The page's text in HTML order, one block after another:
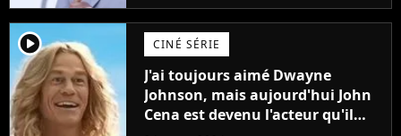
player2 CINÉ SÉRIE
J'ai toujours aimé Dwayne
Johnson, mais aujourd'hui John
Cena est devenu l'acteur qu'il